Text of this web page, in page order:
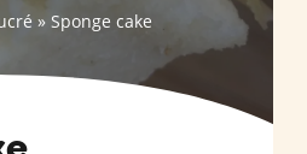
» Sponge cake